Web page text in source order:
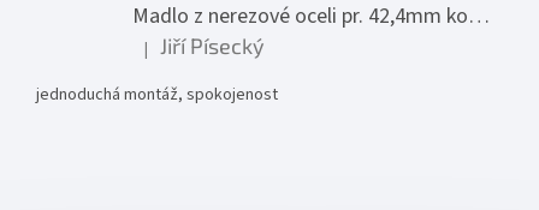
Madlo z nerezové oceli pr. 42,4mm komplet - model 0116 - 3000mm
Hodnocení produktu je 5 z 5 hvězdiček.
| Jiří Písecký
jednoduchá montáž, spokojenost